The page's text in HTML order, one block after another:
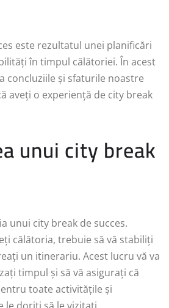
este rezultatul unei planificări
în timpul călătoriei. În acest
concluziile și sfaturile noastre
aveți o experiență de city break
unui city break
unui city break de succes.
călătoria, trebuie să vă stabiliți
un itinerariu. Acest lucru vă va
timpul și să vă asigurați că
toate activitățile și